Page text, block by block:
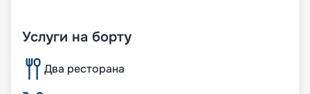
Услуги на борту
Два ресторана